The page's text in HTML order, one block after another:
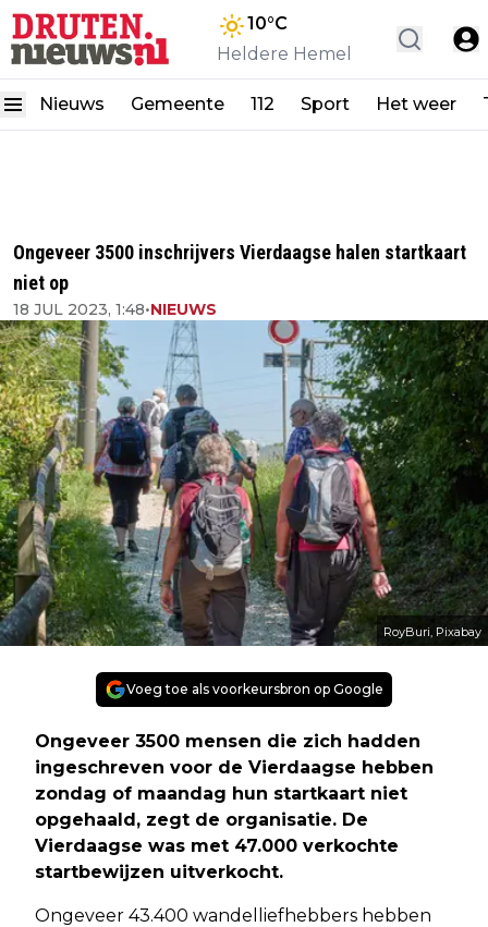
10°C
Heldere Hemel
Nieuws Gemeente 112 Sport Het weer
Ongeveer 3500 inschrijvers Vierdaagse halen startkaart
niet op
18 JUL 2023, 1:48•NIEUWS
RoyBuri, Pixabay
Voeg toe als voorkeursbron op Google
Ongeveer 3500 mensen die zich hadden
ingeschreven voor de Vierdaagse hebben
zondag of maandag hun startkaart niet
opgehaald, zegt de organisatie. De
Vierdaagse was met 47.000 verkochte
startbewijzen uitverkocht.
Ongeveer 43.400 wandelliefhebbers hebben